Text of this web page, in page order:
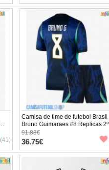
(41)
Camisa de time de futebol Brasil
Bruno Guimaraes #8 Replicas 2º
Equipamento Infantil Mundo 2026
Manga Curta (+ Calças curtas)
91.88€
36.75€